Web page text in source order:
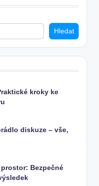
Hledat
kroky ke
diskuze – vše,
Bezpečné